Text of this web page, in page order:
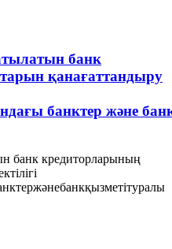
банк
қанағаттандыру
банктер және
банк кредиторларының